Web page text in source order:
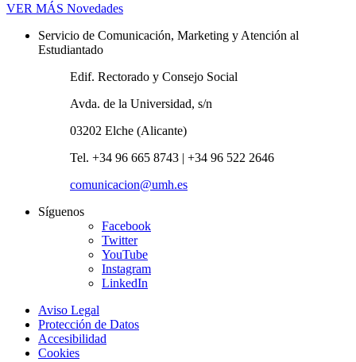
VER MÁS Novedades
Servicio de Comunicación, Marketing y Atención al
Estudiantado
Edif. Rectorado y Consejo Social
Avda. de la Universidad, s/n
03202 Elche (Alicante)
Tel. +34 96 665 8743 | +34 96 522 2646
comunicacion@umh.es
Síguenos
Facebook
Twitter
YouTube
Instagram
LinkedIn
Aviso Legal
Protección de Datos
Accesibilidad
Cookies